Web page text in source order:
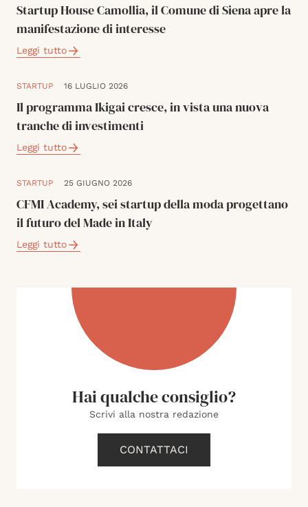
Startup House Camollia, il Comune di Siena apre la
manifestazione di interesse
Leggi tutto
STARTUP 16 LUGLIO 2026
Il programma Ikigai cresce, in vista una nuova
tranche di investimenti
Leggi tutto
STARTUP 25 GIUGNO 2026
CFMI Academy, sei startup della moda progettano
il futuro del Made in Italy
Leggi tutto
Hai qualche consiglio?
Scrivi alla nostra redazione
CONTATTACI